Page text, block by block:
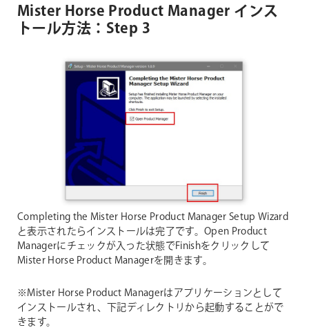
Mister Horse Product Manager インス
トール方法：Step 3
Completing the Mister Horse Product Manager Setup Wizard
と表示されたらインストールは完了です。Open Product
Managerにチェックが入った状態でFinishをクリックして
Mister Horse Product Managerを開きます。
※Mister Horse Product Managerはアプリケーションとして
インストールされ、下記ディレクトリから起動することがで
きます。